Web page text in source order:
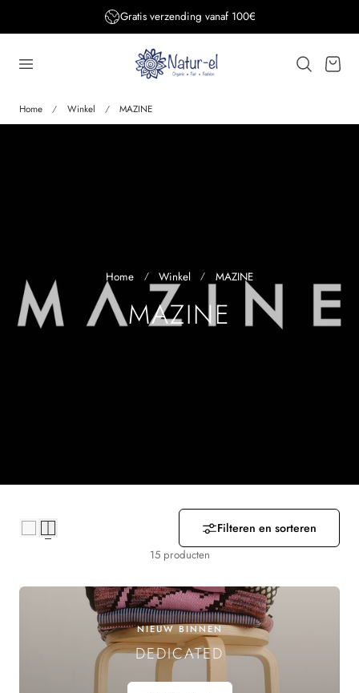
Gratis verzending BE&DE vanaf 150€
Home Winkel MAZINE
Home Winkel MAZINE
V
M
I
N
G
:
MAZINE
Filteren en sorteren
15 producten
NIEUW BINNEN
DEDICATED